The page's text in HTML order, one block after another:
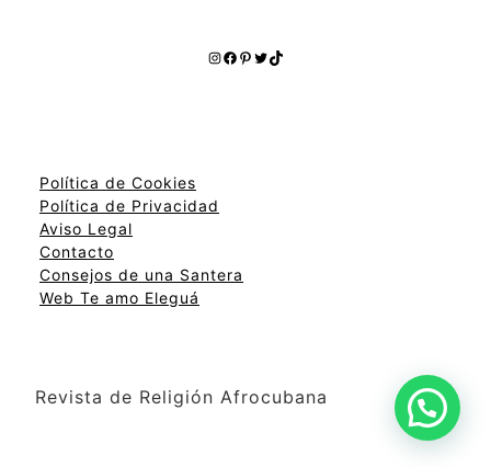
Instagram
Facebook
Pinterest
Twitter
TikTok
Política de Cookies
Política de Privacidad
Aviso Legal
Contacto
Consejos de una Santera
Web Te amo Eleguá
Revista de Religión Afrocubana